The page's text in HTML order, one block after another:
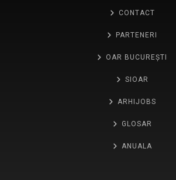
CONTACT
PARTENERI
OAR BUCUREȘTI
SIOAR
ARHIJOBS
GLOSAR
ANUALA